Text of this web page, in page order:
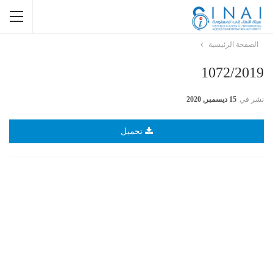
الصفحة الرئيسية
1072/2019
نشر في 15 ديسمبر, 2020
تحميل